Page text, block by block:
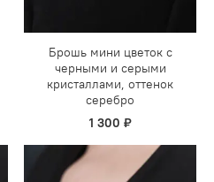
Брошь мини цветок с
черными и серыми
кристаллами, оттенок
серебро
1 300 ₽